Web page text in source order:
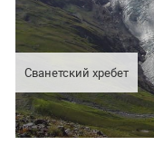
Сванетский хребет